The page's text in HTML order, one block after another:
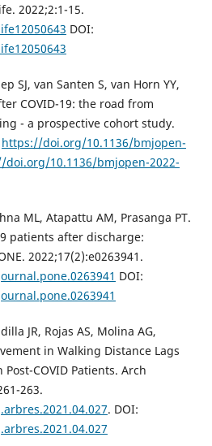
2022;2:1-15.
DOI:
SJ, van Santen S, van Horn YY,
COVID-19: the road from
- a prospective cohort study.
https://doi.org/10.1136/bmjopen-
doi.org/10.1136/bmjopen-2022-
ML, Atapattu AM, Prasanga PT.
patients after discharge:
2022;17(2):e0263941.
DOI:
JR, Rojas AS, Molina AG,
in Walking Distance Lags
COVID Patients. Arch
263.
. DOI: